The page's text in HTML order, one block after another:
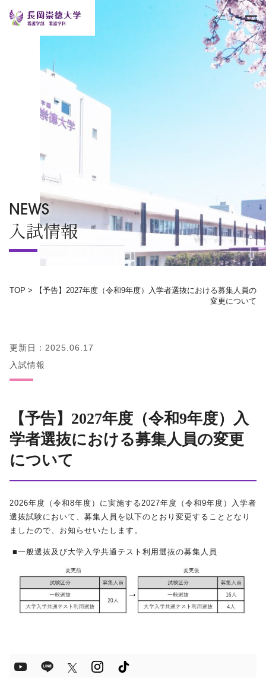
メニュー
キャンパスライフ
オープンキャンパス
地域の方へ
証明書発行手続き
同窓会
お問い合わせ
資料請求
プライバシーポリシー
採用担当の方へ
NEWS
入試情報
TOP >
【予告】2027年度（令和9年度）入学者選抜における募集人員の
変更について
更新日：2025.06.17
入試情報
【予告】2027年度（令和9年度）入
学者選抜における募集人員の変更
について
2026年度（令和8年度）に実施する2027年度（令和9年度）入学者
選抜試験において、募集人員を以下のとおり変更することとなり
ましたので、お知らせいたします。
■一般選抜及び大学入学共通テスト利用選抜の募集人員